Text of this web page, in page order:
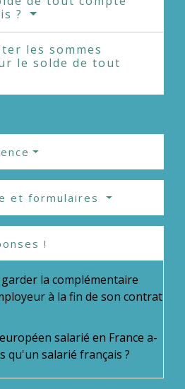
?
les sommes
le solde de tout
et formulaires
!
la complémentaire
à la fin de son contrat
salarié en France a-
qu'un salarié français ?